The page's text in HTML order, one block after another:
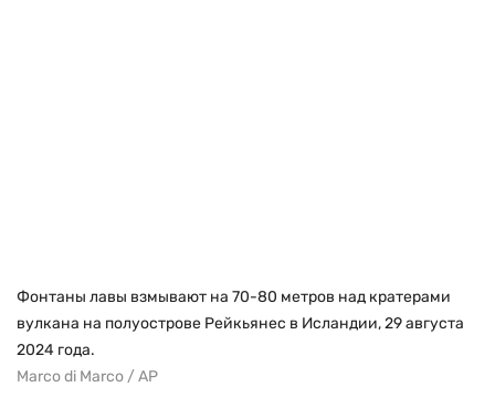
Фонтаны лавы взмывают на 70-80 метров над кратерами
вулкана на полуострове Рейкьянес в Исландии, 29 августа
2024 года.
Marco di Marco / AP